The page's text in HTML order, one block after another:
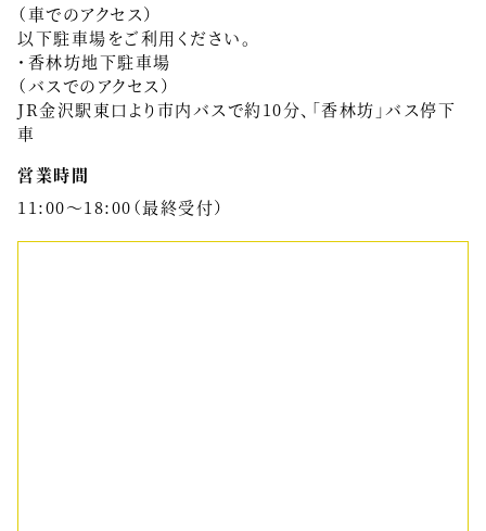
（車でのアクセス）
以下駐車場をご利用ください。
・香林坊地下駐車場
（バスでのアクセス）
JR金沢駅東口より市内バスで約10分、「香林坊」バス停下
車
営業時間
11:00〜18:00（最終受付）